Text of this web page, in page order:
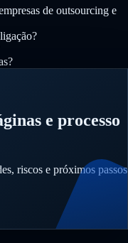
de outsourcing e
e processo
riscos e próximos passos